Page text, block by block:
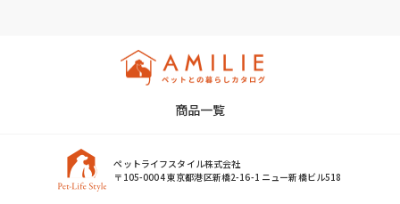
商品一覧
ペットライフスタイル株式会社
〒105-0004 東京都港区新橋2-16-1 ニュー新橋ビル518